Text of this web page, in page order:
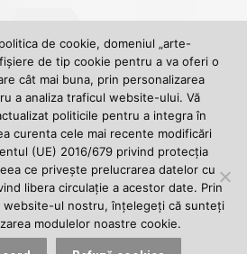
Dolj
litere
Dolj
de cookie, domeniul „arte-
de tip cookie pentru a va oferi o
cât mai buna, prin personalizarea
a analiza traficul website-ului. Vă
politicile pentru a integra în
curenta cele mai recente modificări
(UE) 2016/679 privind protecția
ce privește prelucrarea datelor cu
libera circulație a acestor date. Prin
website-ul nostru, înțelegeți că sunteți
modulelor noastre cookie.